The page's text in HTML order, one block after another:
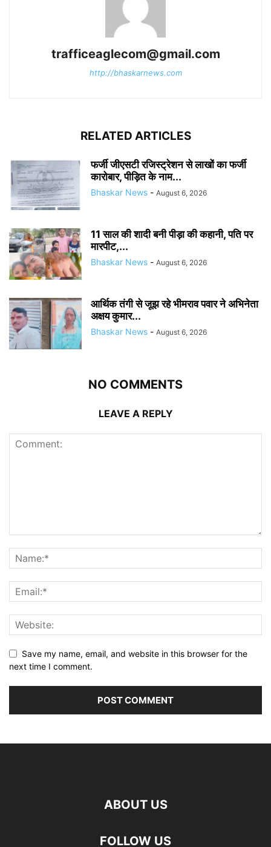
trafficeaglecom@gmail.com
http://bhaskarnews.com
RELATED ARTICLES
फर्जी जीएसटी रजिस्ट्रेशन से लाखों का फर्जी
कारोबार, पीड़ित के नाम...
Bhaskar News - August 6, 2026
11 साल की शादी बनी पीड़ा की कहानी, पति पर
मारपीट,...
Bhaskar News - August 6, 2026
आर्थिक तंगी से जूझ रहे भीमराव पवार ने अभिनेता
अक्षय कुमार...
Bhaskar News - August 6, 2026
NO COMMENTS
LEAVE A REPLY
Save my name, email, and website in this browser for the
next time I comment.
ABOUT US
FOLLOW US